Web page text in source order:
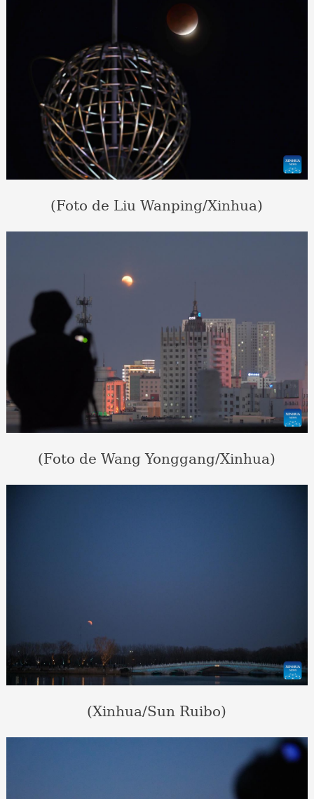
(Foto de Liu Wanping/Xinhua)
(Foto de Wang Yonggang/Xinhua)
(Xinhua/Sun Ruibo)